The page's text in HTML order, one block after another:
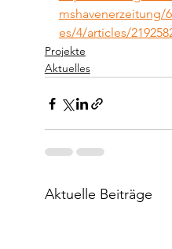
mshavenerzeitung/
es/4/articles/
Projekte
Aktuelles
Aktuelle Beiträge